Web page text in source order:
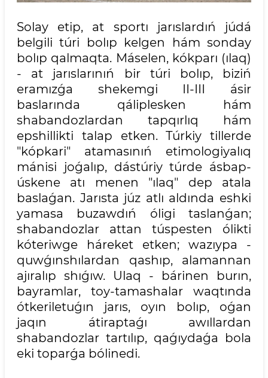
Solay etip, at sportı jarıslardıń júdá
belgili túri bolıp kelgen hám sonday
bolıp qalmaqta. Máselen, kókparı (ılaq)
- at jarıslarınıń bir túri bolıp, biziń
eramızǵa shekemgi II-III ásir
baslarında qáliplesken hám
shabandozlardan tapqırlıq hám
epshillikti talap etken. Túrkiy tillerde
"kópkari" atamasınıń etimologiyalıq
mánisi joǵalıp, dástúriy túrde ásbap-
úskene atı menen "ılaq" dep atala
baslaǵan. Jarısta júz atlı aldında eshki
yamasa buzawdıń óligi taslanǵan;
shabandozlar attan túspesten ólikti
kóteriwge háreket etken; wazıypa -
quwǵınshılardan qashıp, alamannan
ajıralıp shıǵıw. Ulaq - bárinen burın,
bayramlar, toy-tamashalar waqtında
ótkeriletuǵın jarıs, oyın bolıp, oǵan
jaqın átiraptaǵı awıllardan
shabandozlar tartılıp, qaǵıydaǵa bola
eki toparǵa bólinedi.